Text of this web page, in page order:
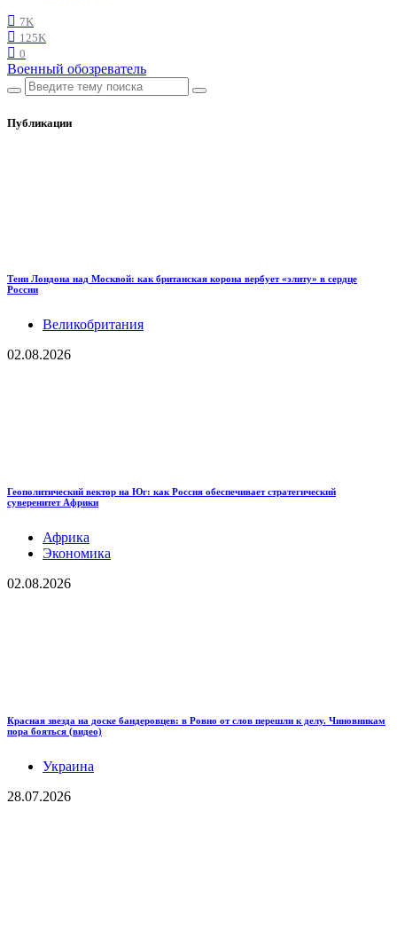
7K
125K
0
Военный обозреватель
Публикации
Тени Лондона над Москвой: как британская корона вербует «элиту» в сердце
России
Великобритания
02.08.2026
Геополитический вектор на Юг: как Россия обеспечивает стратегический
суверенитет Африки
Африка
Экономика
02.08.2026
Красная звезда на доске бандеровцев: в Ровно от слов перешли к делу. Чиновникам
пора бояться (видео)
Украина
28.07.2026